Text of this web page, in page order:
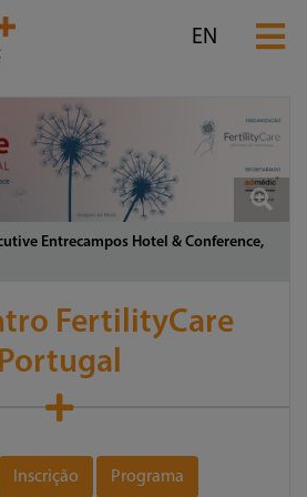
EN
Entrecampos Hotel & Conference,
FertilityCare
Portugal
Inscrição Programa